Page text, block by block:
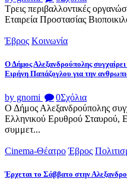
Τρεις περιβαλλοντικές
Εταιρεία Προστασίας
Έβρος Κοινωνία
Ο Δήμος Αλεξανδρούπολης
Ειρήνη Παπάζογλου για την
by gnomi 0Σχόλια
Ο Δήμος Αλεξανδρούπολης
Ελληνικού Ερυθρού Σταυρού,
συμμετ...
Cinema-Θέατρο Έβρος
Έρχεται το Σάββατο στην